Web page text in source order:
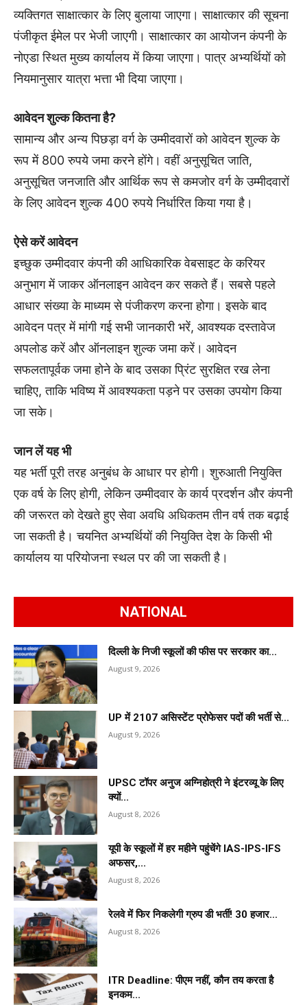
व्यक्तिगत साक्षात्कार के लिए बुलाया जाएगा। साक्षात्कार की सूचना
पंजीकृत ईमेल पर भेजी जाएगी। साक्षात्कार का आयोजन कंपनी के
नोएडा स्थित मुख्य कार्यालय में किया जाएगा। पात्र अभ्यर्थियों को
नियमानुसार यात्रा भत्ता भी दिया जाएगा।
आवेदन शुल्क कितना है?
सामान्य और अन्य पिछड़ा वर्ग के उम्मीदवारों को आवेदन शुल्क के
रूप में 800 रुपये जमा करने होंगे। वहीं अनुसूचित जाति,
अनुसूचित जनजाति और आर्थिक रूप से कमजोर वर्ग के उम्मीदवारों
के लिए आवेदन शुल्क 400 रुपये निर्धारित किया गया है।
ऐसे करें आवेदन
इच्छुक उम्मीदवार कंपनी की आधिकारिक वेबसाइट के करियर
अनुभाग में जाकर ऑनलाइन आवेदन कर सकते हैं। सबसे पहले
आधार संख्या के माध्यम से पंजीकरण करना होगा। इसके बाद
आवेदन पत्र में मांगी गई सभी जानकारी भरें, आवश्यक दस्तावेज
अपलोड करें और ऑनलाइन शुल्क जमा करें। आवेदन
सफलतापूर्वक जमा होने के बाद उसका प्रिंट सुरक्षित रख लेना
चाहिए, ताकि भविष्य में आवश्यकता पड़ने पर उसका उपयोग किया
जा सके।
जान लें यह भी
यह भर्ती पूरी तरह अनुबंध के आधार पर होगी। शुरुआती नियुक्ति
एक वर्ष के लिए होगी, लेकिन उम्मीदवार के कार्य प्रदर्शन और कंपनी
की जरूरत को देखते हुए सेवा अवधि अधिकतम तीन वर्ष तक बढ़ाई
जा सकती है। चयनित अभ्यर्थियों की नियुक्ति देश के किसी भी
कार्यालय या परियोजना स्थल पर की जा सकती है।
NATIONAL
दिल्ली के निजी स्कूलों की फीस पर सरकार का...
August 9, 2026
UP में 2107 असिस्टेंट प्रोफेसर पदों की भर्ती से...
August 9, 2026
UPSC टॉपर अनुज अग्निहोत्री ने इंटरव्यू के लिए
क्यों...
August 8, 2026
यूपी के स्कूलों में हर महीने पहुंचेंगे IAS-IPS-IFS
अफसर,...
August 8, 2026
रेलवे में फिर निकलेगी ग्रुप डी भर्ती! 30 हजार...
August 8, 2026
ITR Deadline: पीएम नहीं, कौन तय करता है
इनकम...